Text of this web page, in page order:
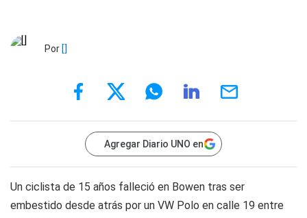
Por []
Agregar Diario UNO en
Un ciclista de 15 años falleció en Bowen tras ser
embestido desde atrás por un VW Polo en calle 19 entre